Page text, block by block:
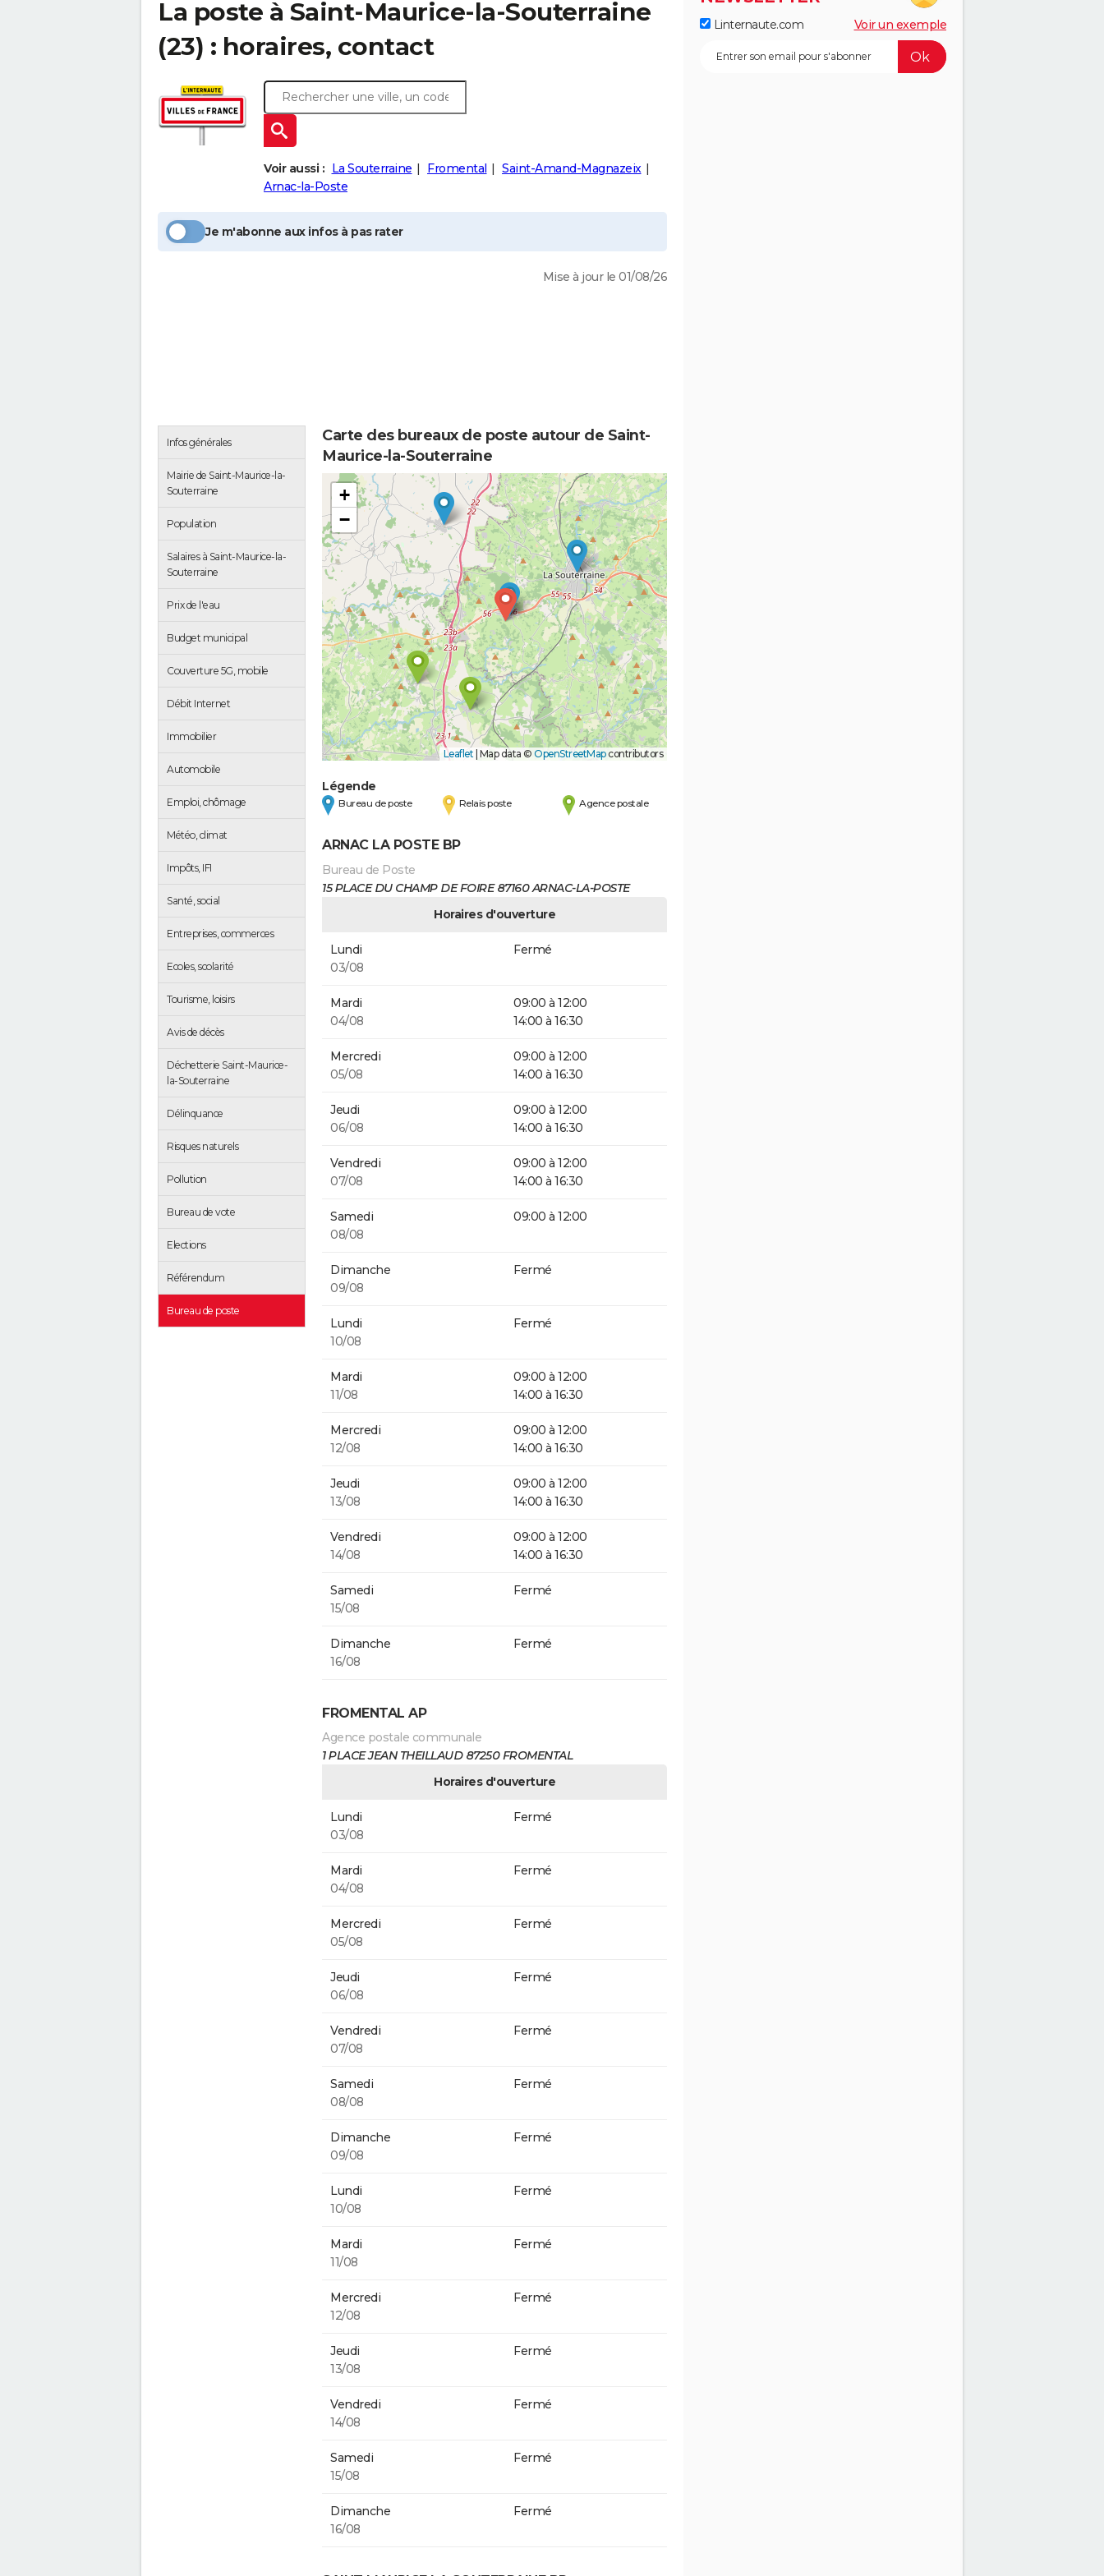
La poste à Saint-Maurice-la-Souterraine
(23) : horaires, contact
Voir aussi : La Souterraine Fromental
Saint-Amand-Magnazeix
Arnac-la-Poste
Je m'abonne aux infos à pas rater
Mise à jour le 01/08/26
Infos générales
Mairie de Saint-Maurice-la-
Souterraine
Population
Salaires à Saint-Maurice-la-
Souterraine
Prix de l'eau
Budget municipal
Couverture 5G, mobile
Débit Internet
Immobilier
Automobile
Emploi, chômage
Météo, climat
Impôts, IFI
Santé, social
Entreprises, commerces
Ecoles, scolarité
Tourisme, loisirs
Avis de décès
Déchetterie Saint-Maurice-
la-Souterraine
Délinquance
Risques naturels
Pollution
Bureau de vote
Elections
Référendum
Bureau de poste
Carte des bureaux de poste autour de Saint-
Maurice-la-Souterraine
+
−
Leaflet Map data © OpenStreetMapcontributors
Légende
Bureau de poste Relais poste Agence postale
ARNAC LA POSTE BP
Bureau de Poste
15 PLACE DU CHAMP DE FOIRE 87160 ARNAC-LA-POSTE
Horaires d'ouverture
Lundi
03/08
Fermé
Mardi
04/08
09:00 à 12:00
14:00 à 16:30
Mercredi
05/08
09:00 à 12:00
14:00 à 16:30
Jeudi
06/08
09:00 à 12:00
14:00 à 16:30
Vendredi
07/08
09:00 à 12:00
14:00 à 16:30
Samedi
08/08
09:00 à 12:00
Dimanche
09/08
Fermé
Lundi
10/08
Fermé
Mardi
11/08
09:00 à 12:00
14:00 à 16:30
Mercredi
12/08
09:00 à 12:00
14:00 à 16:30
Jeudi
13/08
09:00 à 12:00
14:00 à 16:30
Vendredi
14/08
09:00 à 12:00
14:00 à 16:30
Samedi
15/08
Fermé
Dimanche
16/08
Fermé
FROMENTAL AP
Agence postale communale
1 PLACE JEAN THEILLAUD 87250 FROMENTAL
Horaires d'ouverture
Lundi
03/08
Fermé
Mardi
04/08
Fermé
Mercredi
05/08
Fermé
Jeudi
06/08
Fermé
Vendredi
07/08
Fermé
Samedi
08/08
Fermé
Dimanche
09/08
Fermé
Lundi
10/08
Fermé
Mardi
11/08
Fermé
Mercredi
12/08
Fermé
Jeudi
13/08
Fermé
Vendredi
14/08
Fermé
Samedi
15/08
Fermé
Dimanche
16/08
Fermé
Linternaute.com Voir un exemple